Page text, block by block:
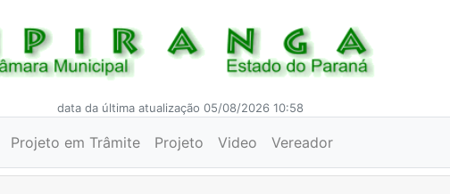
data da última atualização 05/08/2026 10:58
Projeto em Trâmite Projeto Video Vereador